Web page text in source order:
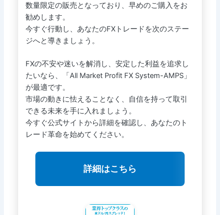
数量限定の販売となっており、早めのご購入をお
勧めします。
今すぐ行動し、あなたのFXトレードを次のステー
ジへと導きましょう。
FXの不安や迷いを解消し、安定した利益を追求し
たいなら、「All Market Profit FX System-AMPS」
が最適です。
市場の動きに怯えることなく、自信を持って取引
できる未来を手に入れましょう。
今すぐ公式サイトから詳細を確認し、あなたのト
レード革命を始めてください。
詳細はこちら